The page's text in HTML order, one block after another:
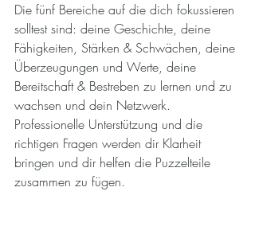
Die fünf Bereiche auf die dich fokussieren
solltest sind: deine Geschichte, deine
Fähigkeiten, Stärken & Schwächen, deine
Überzeugungen und Werte, deine
Bereitschaft & Bestreben zu lernen und zu
wachsen und dein Netzwerk.
Professionelle Unterstützung und die
richtigen Fragen werden dir Klarheit
bringen und dir helfen die Puzzelteile
zusammen zu fügen.